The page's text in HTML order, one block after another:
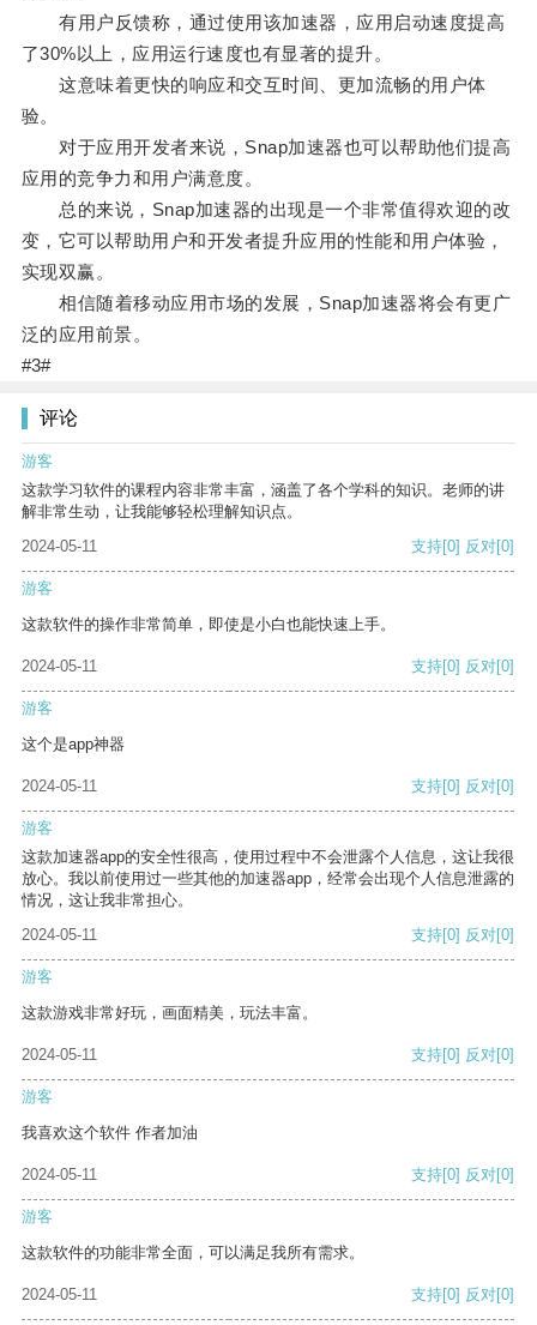
有用户反馈称，通过使用该加速器，应用启动速度提高
了30%以上，应用运行速度也有显著的提升。
这意味着更快的响应和交互时间、更加流畅的用户体
验。
对于应用开发者来说，Snap加速器也可以帮助他们提高
应用的竞争力和用户满意度。
总的来说，Snap加速器的出现是一个非常值得欢迎的改
变，它可以帮助用户和开发者提升应用的性能和用户体验，
实现双赢。
相信随着移动应用市场的发展，Snap加速器将会有更广
泛的应用前景。
#3#
评论
游客
这款学习软件的课程内容非常丰富，涵盖了各个学科的知识。老师的讲
解非常生动，让我能够轻松理解知识点。
2024-05-11
支持[0] 反对[0]
游客
这款软件的操作非常简单，即使是小白也能快速上手。
2024-05-11 支持[0] 反对[0]
游客
这个是app神器
2024-05-11 支持[0] 反对[0]
游客
这款加速器app的安全性很高，使用过程中不会泄露个人信息，这让我很
放心。我以前使用过一些其他的加速器app，经常会出现个人信息泄露的
情况，这让我非常担心。
2024-05-11
支持[0] 反对[0]
游客
这款游戏非常好玩，画面精美，玩法丰富。
2024-05-11 支持[0] 反对[0]
游客
我喜欢这个软件 作者加油
2024-05-11 支持[0] 反对[0]
游客
这款软件的功能非常全面，可以满足我所有需求。
2024-05-11 支持[0] 反对[0]